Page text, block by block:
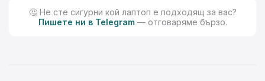
🤔 Не сте сигурни кой лаптоп е подходящ за вас?
Пишете ни в Telegram— отговаряме бързо.